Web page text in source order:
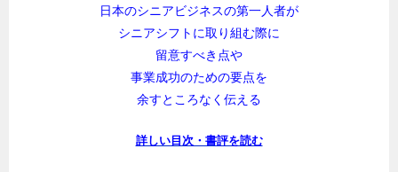
日本のシニアビジネスの第一人者が
シニアシフトに取り組む際に
留意すべき点や
事業成功のための要点を
余すところなく伝える
詳しい目次・書評を読む